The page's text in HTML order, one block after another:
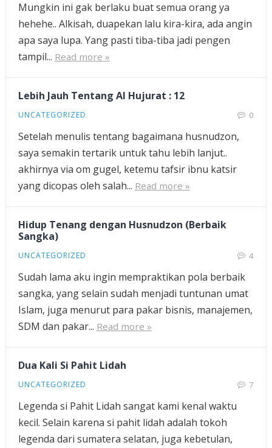
Mungkin ini gak berlaku buat semua orang ya
hehehe.. Alkisah, duapekan lalu kira-kira, ada angin
apa saya lupa. Yang pasti tiba-tiba jadi pengen
tampil... Read more »
Lebih Jauh Tentang Al Hujurat : 12
UNCATEGORIZED 0
Setelah menulis tentang bagaimana husnudzon,
saya semakin tertarik untuk tahu lebih lanjut..
akhirnya via om gugel, ketemu tafsir ibnu katsir
yang dicopas oleh salah... Read more »
Hidup Tenang dengan Husnudzon (Berbaik
Sangka)
UNCATEGORIZED 4
Sudah lama aku ingin mempraktikan pola berbaik
sangka, yang selain sudah menjadi tuntunan umat
Islam, juga menurut para pakar bisnis, manajemen,
SDM dan pakar... Read more »
Dua Kali Si Pahit Lidah
UNCATEGORIZED 7
Legenda si Pahit Lidah sangat kami kenal waktu
kecil. Selain karena si pahit lidah adalah tokoh
legenda dari sumatera selatan, juga kebetulan,